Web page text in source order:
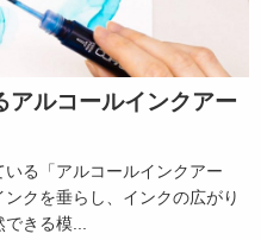
アルコールインクアー
る「アルコールインクアー
クを垂らし、インクの広がり
できる模...